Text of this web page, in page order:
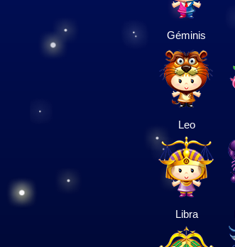
Géminis
Leo
Libra